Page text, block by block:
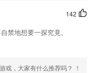
142
禁地想要一探究竟。
戏，大家有什么推荐吗？ ！